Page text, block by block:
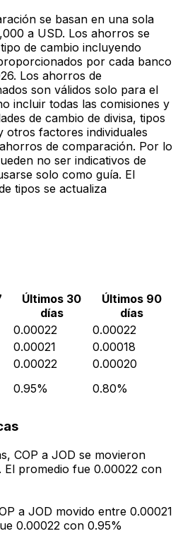
se basan en una sola
a USD. Los ahorros se
de cambio incluyendo
por cada banco
Los ahorros de
son válidos solo para el
incluir todas las comisiones y
de cambio de divisa, tipos
otros factores individuales
de comparación. Por lo
no ser indicativos de
solo como guía. El
tipos se actualiza
Últimos 30
días
Últimos 90
días
0.00022
0.00022
0.00021
0.00018
0.00022
0.00020
0.95% 0.80%
COP a JOD se movieron
El promedio fue 0.00022 con
a JOD movido entre 0.00021
0.00022 con 0.95%